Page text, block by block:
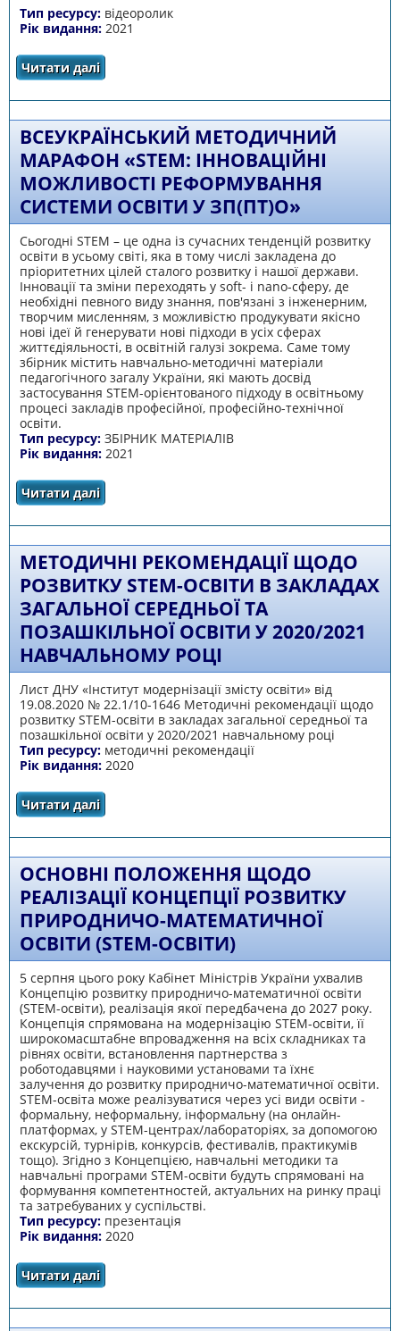
Тип ресурсу: відеоролик
Рік видання: 2021
Читати даліпро СТЕМ ЦЕНТР
ВСЕУКРАЇНСЬКИЙ МЕТОДИЧНИЙ
МАРАФОН «STEM: ІННОВАЦІЙНІ
МОЖЛИВОСТІ РЕФОРМУВАННЯ
СИСТЕМИ ОСВІТИ У ЗП(ПТ)О»
Сьогодні STEM – це одна із сучасних тенденцій розвитку
освіти в усьому світі, яка в тому числі закладена до
пріоритетних цілей сталого розвитку і нашої держави.
Інновації та зміни переходять у soft- і nano-сферу, де
необхідні певного виду знання, пов'язані з інженерним,
творчим мисленням, з можливістю продукувати якісно
нові ідеї й генерувати нові підходи в усіх сферах
життєдіяльності, в освітній галузі зокрема. Саме тому
збірник містить навчально-методичні матеріали
педагогічного загалу України, які мають досвід
застосування STEM-орієнтованого підходу в освітньому
процесі закладів професійної, професійно-технічної
освіти.
Тип ресурсу: ЗБІРНИК МАТЕРІАЛІВ
Рік видання: 2021
Читати далі
реформування системи освіти у ЗП(ПТ)О»
МЕТОДИЧНІ РЕКОМЕНДАЦІЇ ЩОДО
РОЗВИТКУ STEM-ОСВІТИ В ЗАКЛАДАХ
ЗАГАЛЬНОЇ СЕРЕДНЬОЇ ТА
ПОЗАШКІЛЬНОЇ ОСВІТИ У 2020/2021
НАВЧАЛЬНОМУ РОЦІ
Лист ДНУ «Інститут модернізації змісту освіти» від
19.08.2020 № 22.1/10-1646 Методичні рекомендації щодо
розвитку STEM-освіти в закладах загальної середньої та
позашкільної освіти у 2020/2021 навчальному році
Тип ресурсу: методичні рекомендації
Рік видання: 2020
Читати далі
ЗАГАЛЬНОЇ СЕРЕДНЬОЇ ТА ПОЗАШКІЛЬНОЇ
ОСНОВНІ ПОЛОЖЕННЯ ЩОДО
РЕАЛІЗАЦІЇ КОНЦЕПЦІЇ РОЗВИТКУ
ПРИРОДНИЧО-МАТЕМАТИЧНОЇ
ОСВІТИ (STEM-ОСВІТИ)
5 серпня цього року Кабінет Міністрів України ухвалив
Концепцію розвитку природничо-математичної освіти
(STEM-освіти), реалізація якої передбачена до 2027 року.
Концепція спрямована на модернізацію STEM-освіти, її
широкомасштабне впровадження на всіх складниках та
рівнях освіти, встановлення партнерства з
роботодавцями і науковими установами та їхнє
залучення до розвитку природничо-математичної освіти.
STEM-освіта може реалізуватися через усі види освіти -
формальну, неформальну, інформальну (на онлайн-
платформах, у STEM-центрах/лабораторіях, за допомогою
екскурсій, турнірів, конкурсів, фестивалів, практикумів
тощо). Згідно з Концепцією, навчальні методики та
навчальні програми STEM-освіти будуть спрямовані на
формування компетентностей, актуальних на ринку праці
та затребуваних у суспільстві.
Тип ресурсу: презентація
Рік видання: 2020
Читати даліпро ОСНОВНІ ПОЛОЖЕННЯ ЩОДО РЕАЛІЗАЦІЇ
МАТЕМАТИЧНОЇ ОСВІТИ (STEM-ОСВІТИ)